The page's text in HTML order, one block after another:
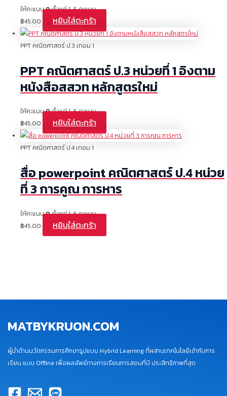
ให้คะแนน0ตั้งแต่ 1-5 คะแนน
฿45.00 หยิบใส่ตะกร้า
PPT คณิตศาสตร์ ป.3 เทอม 1
PPT คณิตศาสตร์ ป.3 หน่วยที่ 1 อิงตาม
หนังสือสสวท หลักสูตรใหม่
ให้คะแนน0ตั้งแต่ 1-5 คะแนน
฿45.00 หยิบใส่ตะกร้า
PPT คณิตศาสตร์ ป.4 เทอม 1
สื่อ powerpoint คณิตศาสตร์ ป.4 หน่วย
ที่ 3 การคูณ การหาร
ให้คะแนน0ตั้งแต่ 1-5 คะแนน
฿45.00 หยิบใส่ตะกร้า
MATBYKRUON.COM
ผู้นำด้านนวัตกรรมการศึกษารูปแบบ Hybrid Learning ที่ผสานเทคโนโลยีเข้ากับการ
เรียน แบบ Offline เพื่อผลลัพธ์ทางการเรียนการสอนที่มี ประสิทธิภาพที่สุด